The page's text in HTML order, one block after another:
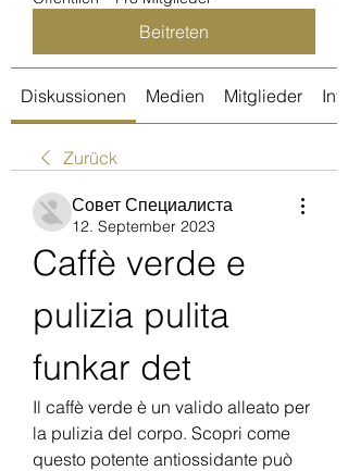
Beitreten
Diskussionen Medien Mitglieder Info
Zurück
Совет Специалиста
12. September 2023
Caffè verde e
pulizia pulita
funkar det
Il caffè verde è un valido alleato per
la pulizia del corpo. Scopri come
questo potente antiossidante può